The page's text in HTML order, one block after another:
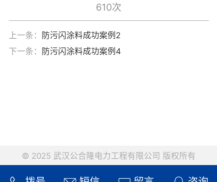
610次
上一条：
防污闪涂料成功案例2
下一条：
防污闪涂料成功案例4
© 2025 武汉公合隆电力工程有限公司 版权所有